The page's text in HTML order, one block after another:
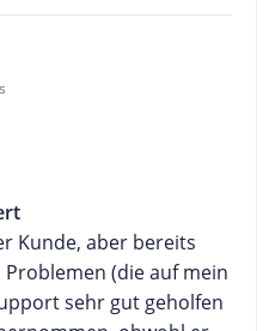
Kunde, aber bereits
(die auf mein
sehr gut geholfen